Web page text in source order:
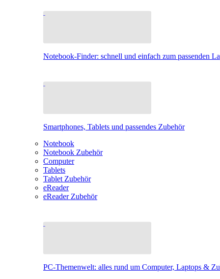
Notebook-Finder: schnell und einfach zum passenden
Smartphones, Tablets und passendes Zubehör
Notebook
Notebook Zubehör
Computer
Tablets
Tablet Zubehör
eReader
eReader Zubehör
PC-Themenwelt: alles rund um Computer, Laptops &